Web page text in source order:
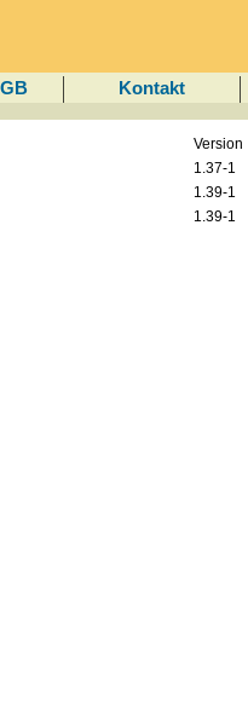
Kontakt
Version
1.37-1
1.39-1
1.39-1